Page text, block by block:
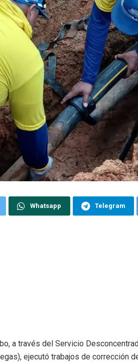
Whatsapp Telegram
a través del Servicio
ejecutó trabajos de corrección